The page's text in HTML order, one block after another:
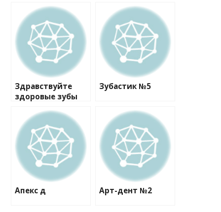
Здравствуйте
здоровые зубы
Зубастик №5
Апекс д Арт-дент №2